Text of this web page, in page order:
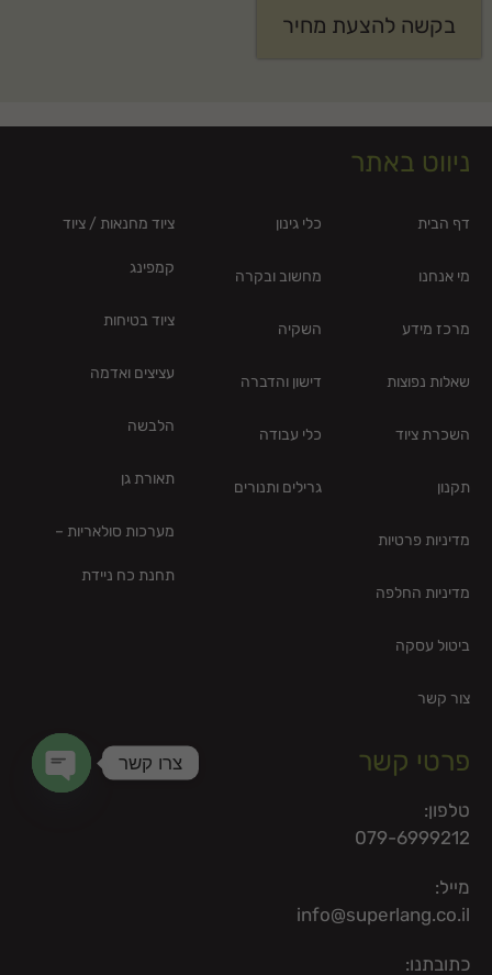
בקשה להצעת מחיר
ניווט באתר
דף הבית
מי אנחנו
מרכז מידע
שאלות נפוצות
השכרת ציוד
תקנון
מדיניות פרטיות
מדיניות החלפה
ביטול עסקה
צור קשר
כלי גינון
מחשוב ובקרה
השקיה
דישון והדברה
כלי עבודה
גרילים ותנורים
ציוד מחנאות / ציוד
קמפינג
ציוד בטיחות
עציצים ואדמה
הלבשה
תאורת גן
מערכות סולאריות –
תחנת כח ניידת
פרטי קשר
טלפון:
079-6999212
מייל:
info@superlang.co.il
כתובתנו:
צרו קשר